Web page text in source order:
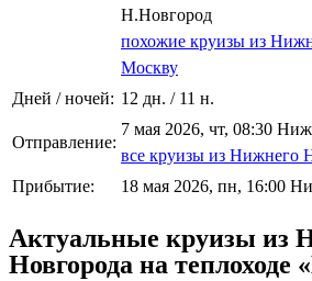
Н.Новгород
похожие круизы из
Москву
Дней / ночей: 12 дн. / 11 н.
Отправление:
7 мая 2026, чт, 08:30
все круизы из Нижнего
Прибытие:
18 мая 2026, пн, 16:00
Актуальные круизы из
Новгорода на теплоходе